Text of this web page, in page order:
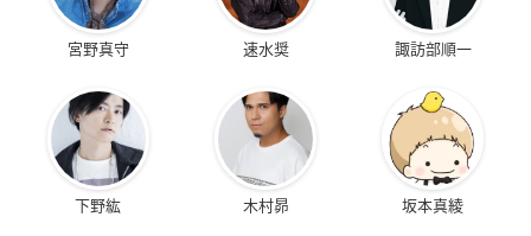
宮野真守 速水奨 諏訪部順一
下野紘 木村昴 坂本真綾